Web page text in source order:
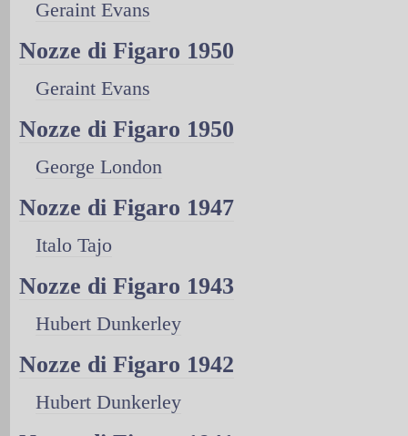
Geraint Evans
Nozze di Figaro 1950
Geraint Evans
Nozze di Figaro 1950
George London
Nozze di Figaro 1947
Italo Tajo
Nozze di Figaro 1943
Hubert Dunkerley
Nozze di Figaro 1942
Hubert Dunkerley